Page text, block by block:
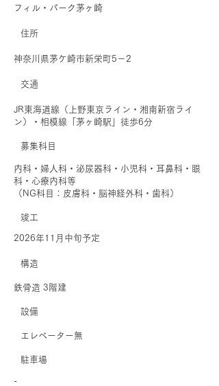
フィル・パーク茅ヶ崎
住所
神奈川県茅ケ崎市新栄町5－2
交通
JR東海道線（上野東京ライン・湘南新宿ライ
ン）・相模線「茅ヶ崎駅」徒歩6分
募集科目
内科・婦人科・泌尿器科・小児科・耳鼻科・眼
科・心療内科等
（NG科目：皮膚科・脳神経外科・歯科）
​竣工
2026年11月中旬予定
​構造
鉄骨造 3階建
​設備
エレベーター無
駐車場
-